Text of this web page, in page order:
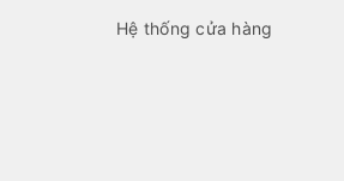
Hệ thống cửa hàng